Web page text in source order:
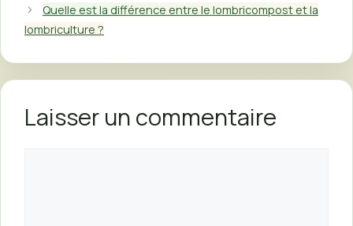
Quelle est la différence entre le lombricompost et la
lombriculture ?
Laisser un commentaire